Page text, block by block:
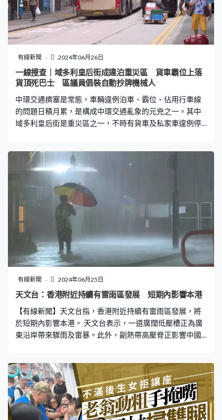
幾根髮鬚，診斷他患有「氣管內毛髮生長」，這種情況極
為罕見，醫學文獻中只記錄了極少數病例。 醫生指出，男
子在10歲時差點溺水，導致他的氣管（聲帶下方的氣管部
分）被切開，以便放置一根空氣管，以便他能夠呼吸；後
來用耳朵的軟骨和皮膚封閉了開口，並在移植到喉嚨的部
位周圍檢測到毛髮生長。專家認為吸煙導致喉嚨組織發
炎，可能導致幹細胞變成毛囊，或者是一組毛髮生長的細
胞和結構。 一般生出六至九根 長至穿過聲帶伸入口 該男
子喉嚨內會長出有六到九根毛髮，而長達一般有兩英寸
（約5.08厘米）長的，其中一些
有線新聞 2024年06月26日
一線搜查｜域多利皇后街成違泊重災區 貨車霸位上落
貨頂死巴士 區議員倡裝自動抄牌機械人
中環交通擠塞是常態，車輛違例泊車、霸位、佔用行車線
的問題日積月累，是構成中環交通亂象的元兇之一。其中
域多利皇后街是重災區之一，不時有貨車及私家車違例停
多利皇后街的轉彎位置張貼告示，警告切勿停泊，惟仍有
不少人違例泊車。現時域多利皇后街只有兩條行車線，惟
不時有貨車與巴士平排停泊上落貨，導致後方車輛沒法通
過域多利皇后街，造成倒塞，影響德輔道中及干諾道中交
通，同時亦影響行人過路。 根據資料顯示，由德輔道中左
轉入域多利皇后街的巴士線至少有5條，平均每小時有34
輛巴士經過，可見這兩條街的交通非常繁忙。運輸署亦在
現場設置雙黃線，不准停車限制區，禁止車輛停車及上落
貨。 然而問題未有解決，除此之外，的士上落客區域，亦
有不少貨車停泊。施永泰說：「駕駛人士見到凹位就泊
車，如果短暫落貨可以接受，但如果長期停泊，連司機亦
消失，就會造成影響阻塞。」 施永泰建議警方安裝自動抄
牌機械人，對於長期停泊的車輛直接採取執法行動，發出
告票。他又認為，加強罰則只是其中一個考慮方向，應該
要雙管齊下，教育駕駛人士正確的駕駛態度，長
有線新聞 2024年06月25日
天文台：香港附近持續有雷雨區發展 短期內影響本港
【有線新聞】天文台指，香港附近持續有雷雨區發展，將
於短期內影響本港。 天文台表示，一道廣闊低壓槽正為廣
東沿岸帶來驟雨及雷暴。此外，副熱帶高壓脊正影響中國
日間部分時間有陽光及酷熱，市區最高氣溫約34度，新界
再高一兩度。吹和緩東至東南風。